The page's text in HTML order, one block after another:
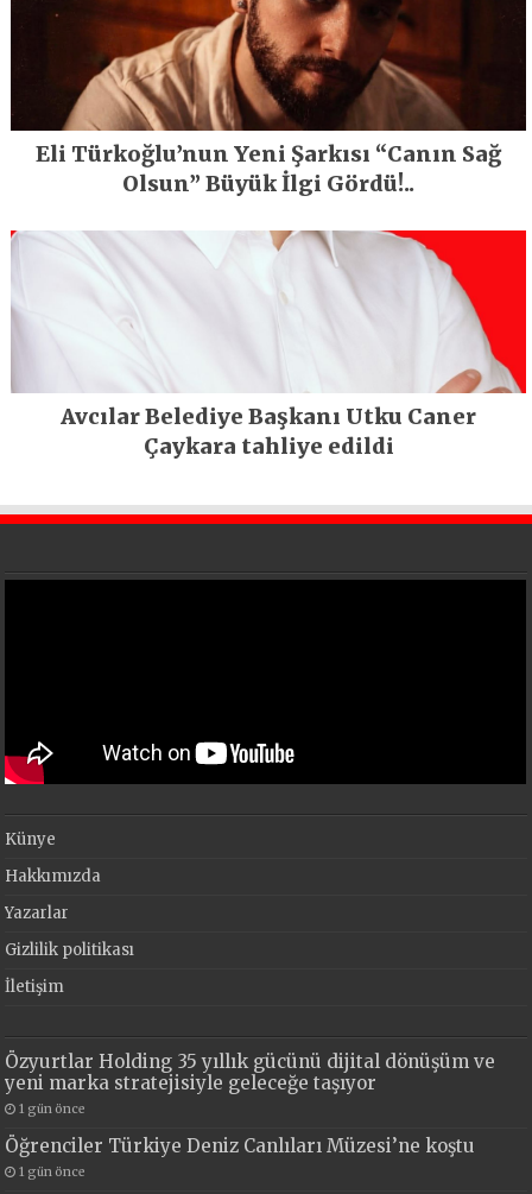
Eli Türkoğlu’nun Yeni Şarkısı “Canın Sağ
Olsun” Büyük İlgi Gördü!..
Avcılar Belediye Başkanı Utku Caner
Çaykara tahliye edildi
Künye
Hakkımızda
Yazarlar
Gizlilik politikası
İletişim
Özyurtlar Holding 35 yıllık gücünü dijital dönüşüm ve
yeni marka stratejisiyle geleceğe taşıyor
1 gün önce
Öğrenciler Türkiye Deniz Canlıları Müzesi’ne koştu
1 gün önce